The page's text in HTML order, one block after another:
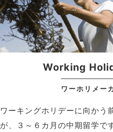
Working
ワーホリメー
ワーキングホリデーに向かう
が、３～６カ月の中期留学で